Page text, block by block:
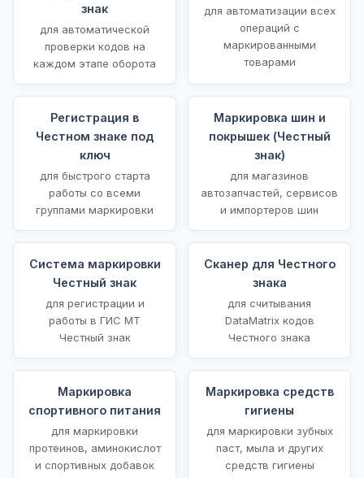
знак
для автоматической
проверки кодов на
каждом этапе оборота
для автоматизации всех
операций с
маркированными
товарами
Регистрация в
Честном знаке под
ключ
для быстрого старта
работы со всеми
группами маркировки
Маркировка шин и
покрышек (Честный
знак)
для магазинов
автозапчастей, сервисов
и импортеров шин
Система маркировки
Честный знак
для регистрации и
работы в ГИС МТ
Честный знак
Сканер для Честного
знака
для считывания
DataMatrix кодов
Честного знака
Маркировка
спортивного питания
для маркировки
протеинов, аминокислот
и спортивных добавок
Маркировка средств
гигиены
для маркировки зубных
паст, мыла и других
средств гигиены